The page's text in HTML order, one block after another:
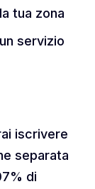
tua zona
servizio
iscrivere
separata
di